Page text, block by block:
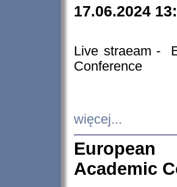
17.06.2024
Live straeam -
Conference
więcej...
European
Academic